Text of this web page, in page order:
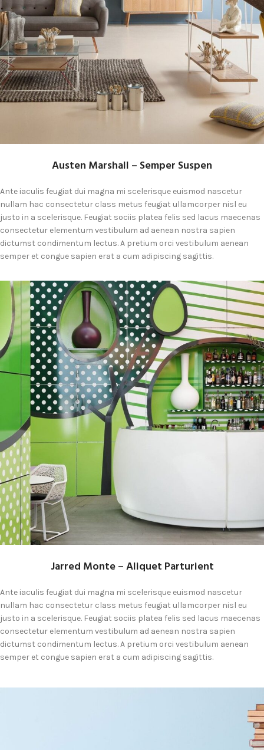
Austen Marshall – Semper Suspen
Ante iaculis feugiat dui magna mi scelerisque euismod nascetur
nullam hac consectetur class metus feugiat ullamcorper nisl eu
justo in a scelerisque. Feugiat sociis platea felis sed lacus maecenas
consectetur elementum vestibulum ad aenean nostra sapien
dictumst condimentum lectus. A pretium orci vestibulum aenean
semper et congue sapien erat a cum adipiscing sagittis.
Jarred Monte – Aliquet Parturient
Ante iaculis feugiat dui magna mi scelerisque euismod nascetur
nullam hac consectetur class metus feugiat ullamcorper nisl eu
justo in a scelerisque. Feugiat sociis platea felis sed lacus maecenas
consectetur elementum vestibulum ad aenean nostra sapien
dictumst condimentum lectus. A pretium orci vestibulum aenean
semper et congue sapien erat a cum adipiscing sagittis.